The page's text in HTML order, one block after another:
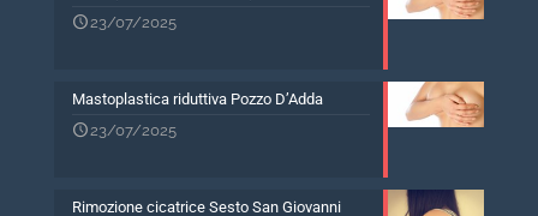
23/07/2025
Mastoplastica riduttiva Pozzo D’Adda
23/07/2025
Rimozione cicatrice Sesto San Giovanni